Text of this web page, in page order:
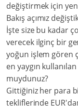
değiştirmek için
Bakış açımız
İşte size bu kadar
verecek ilginç bir
yoğun işlem gören
en yaygın
muydunuz?
Gittiğiniz her para
tekliflerinde